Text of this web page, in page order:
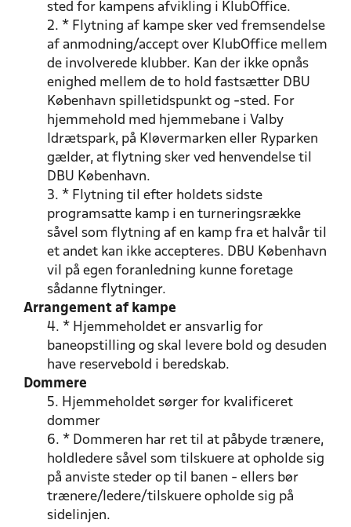
sted for kampens afvikling i KlubOffice.
2. * Flytning af kampe sker ved fremsendelse
af anmodning/accept over KlubOffice mellem
de involverede klubber. Kan der ikke opnås
enighed mellem de to hold fastsætter DBU
København spilletidspunkt og -sted. For
hjemmehold med hjemmebane i Valby
Idrætspark, på Kløvermarken eller Ryparken
gælder, at flytning sker ved henvendelse til
DBU København.
3. * Flytning til efter holdets sidste
programsatte kamp i en turneringsrække
såvel som flytning af en kamp fra et halvår til
et andet kan ikke accepteres. DBU København
vil på egen foranledning kunne foretage
sådanne flytninger.
Arrangement af kampe
4. * Hjemmeholdet er ansvarlig for
baneopstilling og skal levere bold og desuden
have reservebold i beredskab.
Dommere
5. Hjemmeholdet sørger for kvalificeret
dommer
6. * Dommeren har ret til at påbyde trænere,
holdledere såvel som tilskuere at opholde sig
på anviste steder op til banen - ellers bør
trænere/ledere/tilskuere opholde sig på
sidelinjen.